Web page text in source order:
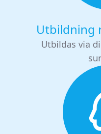
Utbildning
Utbildas via